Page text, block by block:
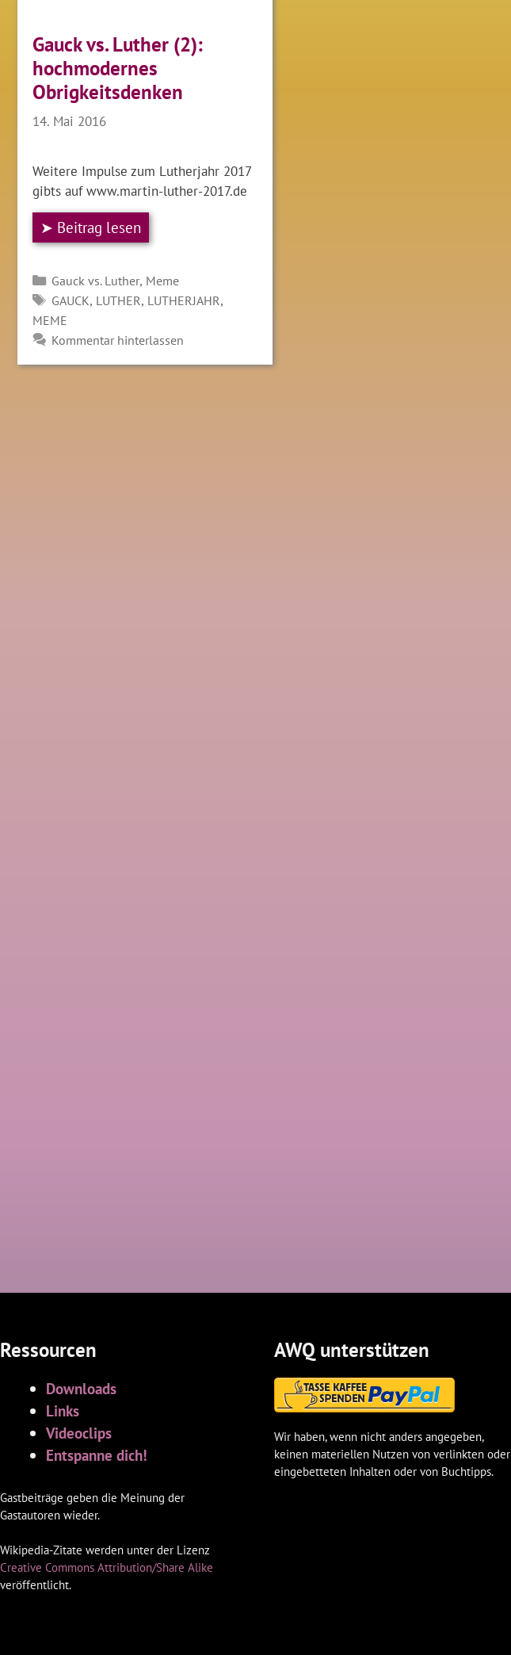
Gauck vs. Luther (2):
hochmodernes
Obrigkeitsdenken
14. Mai 2016
Weitere Impulse zum Lutherjahr 2017
gibts auf www.martin-luther-2017.de
➤ Beitrag lesen
Kategorien
Gauck vs. Luther, Meme
SCHLAGWÖRTER
GAUCK, LUTHER, LUTHERJAHR,
MEME
Kommentar hinterlassen
Ressourcen
Downloads
Links
Videoclips
Entspanne dich!
Gastbeiträge geben die Meinung der
Gastautoren wieder.
Wikipedia-Zitate werden unter der Lizenz
Creative Commons Attribution/Share Alike
veröffentlicht.
AWQ unterstützen
Wir haben, wenn nicht anders angegeben,
keinen materiellen Nutzen von verlinkten oder
eingebetteten Inhalten oder von Buchtipps.